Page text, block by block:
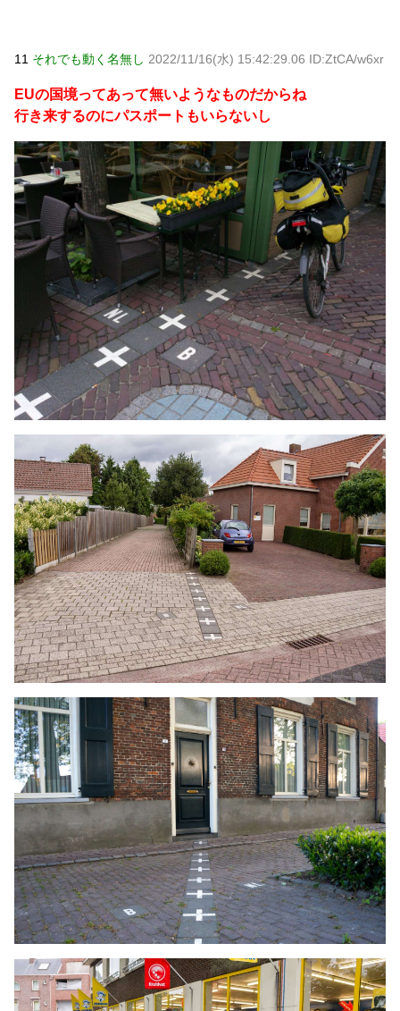
11 それでも動く名無し 2022/11/16(水) 15:42:29.06 ID:ZtCA/w6xr
EUの国境ってあって無いようなものだからね
行き来するのにパスポートもいらないし